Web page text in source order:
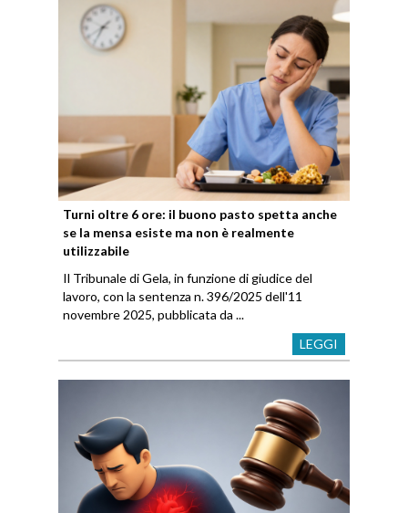
Turni oltre 6 ore: il buono pasto spetta anche
se la mensa esiste ma non è realmente
utilizzabile
Il Tribunale di Gela, in funzione di giudice del
lavoro, con la sentenza n. 396/2025 dell'11
novembre 2025, pubblicata da ...
LEGGI